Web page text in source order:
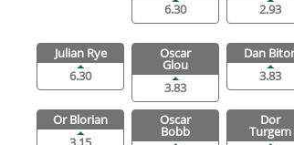
6.30
2.93
Julian Rye
6.30
Oscar
Glou
3.83
Dan
3.83
Or Blorian
Oscar
Bobb
Dor
Turgem